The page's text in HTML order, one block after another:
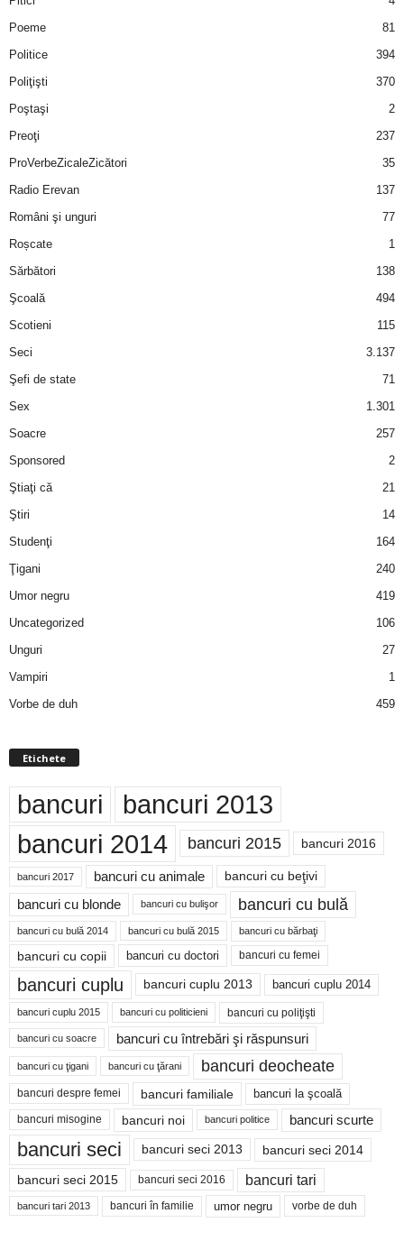
Poeme
81
Politice
394
Poliţişti
370
Poştaşi
2
Preoţi
237
ProVerbeZicaleZicători
35
Radio Erevan
137
Români şi unguri
77
Roșcate
1
Sărbători
138
Şcoală
494
Scotieni
115
Seci
3.137
Şefi de state
71
Sex
1.301
Soacre
257
Sponsored
2
Ştiaţi că
21
Ştiri
14
Studenţi
164
Ţigani
240
Umor negru
419
Uncategorized
106
Unguri
27
Vampiri
1
Vorbe de duh
459
Etichete
bancuri bancuri 2013
bancuri 2014 bancuri 2015 bancuri 2016
bancuri 2017 bancuri cu animale bancuri cu beţivi
bancuri cu blonde bancuri cu bulişor bancuri cu bulă
bancuri cu bulă 2014 bancuri cu bulă 2015 bancuri cu bărbaţi
bancuri cu copii bancuri cu doctori bancuri cu femei
bancuri cuplu bancuri cuplu 2013 bancuri cuplu 2014
bancuri cuplu 2015 bancuri cu politicieni bancuri cu poliţişti
bancuri cu soacre bancuri cu întrebări şi răspunsuri
bancuri cu ţigani bancuri cu ţărani bancuri deocheate
bancuri despre femei bancuri familiale bancuri la şcoală
bancuri misogine bancuri noi bancuri politice bancuri scurte
bancuri seci bancuri seci 2013 bancuri seci 2014
bancuri seci 2015 bancuri seci 2016 bancuri tari
bancuri tari 2013 bancuri în familie umor negru vorbe de duh